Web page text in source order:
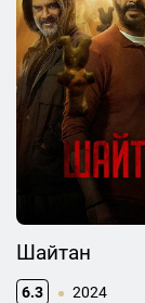
Шайтан
6.3 2024